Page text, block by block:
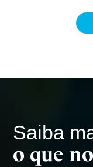
Saiba
o que